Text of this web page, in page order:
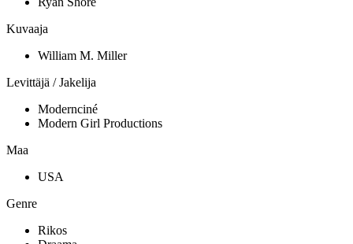
Kuvaaja
William M. Miller
Levittäjä / Jakelija
Modernciné
Modern Girl Productions
Maa
USA
Genre
Rikos